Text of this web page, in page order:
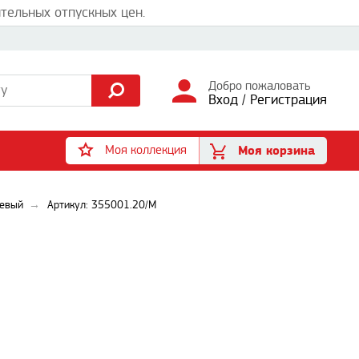
отпускных цен.
Добро пожаловать
Вход / Регистрация
Моя коллекция Моя корзина
Артикул: 355001.20/M